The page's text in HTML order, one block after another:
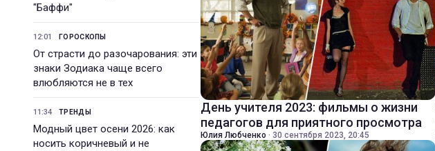
"Баффи"
12:01 ГОРОСКОПЫ
От страсти до разочарования: эти
знаки Зодиака чаще всего
влюбляются не в тех
11:34 ТРЕНДЫ
Модный цвет осени 2026: как
носить коричневый и не
День учителя 2023: фильмы о жизни
педагогов для приятного просмотра
Юлия Любченко · 30 сентября 2023, 20:45